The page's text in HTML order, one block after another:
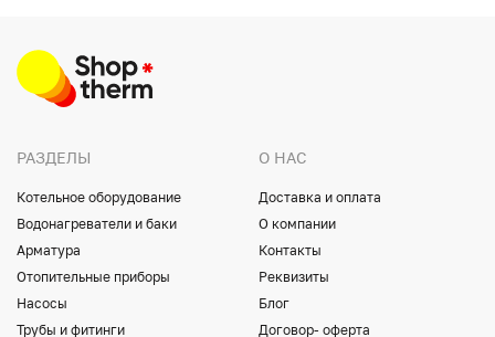
РАЗДЕЛЫ
Котельное оборудование
Водонагреватели и баки
Арматура
Отопительные приборы
Насосы
Трубы и фитинги
О НАС
Доставка и оплата
О компании
Контакты
Реквизиты
Блог
Договор- оферта